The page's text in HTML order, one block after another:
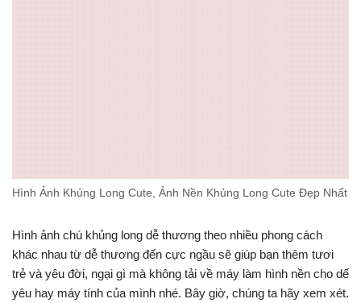
Hình Ảnh Khủng Long Cute, Ảnh Nền Khủng Long Cute Đẹp Nhất
Hình ảnh chú khủng long dễ thương theo nhiều phong cách
khác nhau từ dễ thương đến cực ngầu sẽ giúp bạn thêm tươi
trẻ và yêu đời, ngại gì mà không tải về máy làm hình nền cho dế
yêu hay máy tính của mình nhé. Bây giờ, chúng ta hãy xem xét.